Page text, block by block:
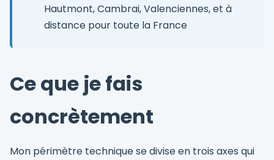
Hautmont, Cambrai, Valenciennes, et à
distance pour toute la France
Ce que je fais
concrètement
Mon périmètre technique se divise en trois axes qui